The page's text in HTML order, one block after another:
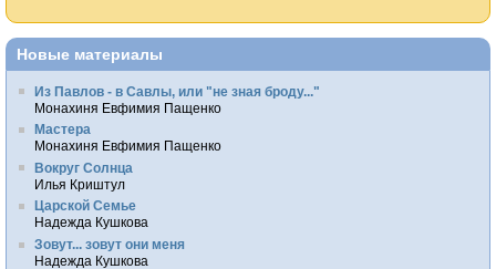
Новые материалы
Из Павлов - в Савлы, или "не зная броду..."
Монахиня Евфимия Пащенко
Мастера
Монахиня Евфимия Пащенко
Вокруг Солнца
Илья Криштул
Царской Семье
Надежда Кушкова
Зовут... зовут они меня
Надежда Кушкова